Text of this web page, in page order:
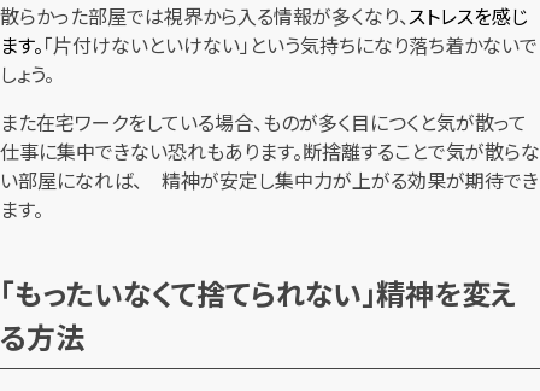
散らかった部屋では視界から入る情報が多くなり、ストレスを感じ
ます。「片付けないといけない」という気持ちになり落ち着かないで
しょう。
また在宅ワークをしている場合、ものが多く目につくと気が散って
仕事に集中できない恐れもあります。断捨離することで気が散らな
い部屋になれば、 精神が安定し集中力が上がる効果が期待でき
ます。
「もったいなくて捨てられない」精神を変え
る方法